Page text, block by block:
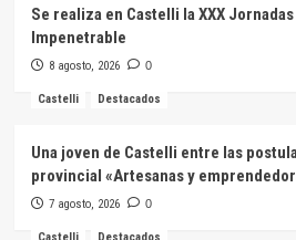
Se realiza en Castelli la XXX
Impenetrable
8 agosto, 2026 0
Castelli Destacados
Una joven de Castelli entre las
provincial «Artesanas y
7 agosto, 2026 0
Castelli Destacados